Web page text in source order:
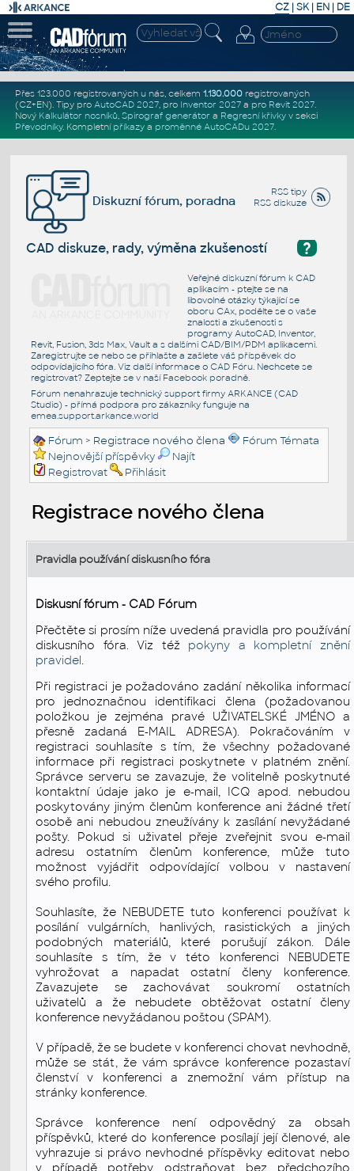
CZ | SK| EN | DE
Přes 123.000 registrovaných u nás, celkem 1.130.000registrovaných
(CZ+EN). Tipy pro AutoCAD 2027, pro Inventor 2027a pro Revit 2027.
Nový Kalkulátor nosníků, Spirograf generátor a Regresní křivkyv sekci
Převodníky. Kompletní příkazya proměnné AutoCADu 2027.
RSS tipy
RSS diskuze
Diskuzní fórum, poradna
?
CAD diskuze, rady, výměna zkušeností
Veřejné diskuzní fórum k CAD
aplikacím - ptejte se na
libovolné otázky týkající se
oboru CAx, podělte se o vaše
znalosti a zkušenosti s
programy AutoCAD, Inventor,
Revit, Fusion, 3ds Max, Vault a s dalšími CAD/BIM/PDM aplikacemi.
Zaregistrujte se nebo se přihlašte a zašlete váš příspěvek do
odpovídajícího fóra. Viz další informace o CAD Fóru. Nechcete se
registrovat? Zeptejte se v naší Facebook poradně.
Fórum nenahrazuje technický support firmy ARKANCE (CAD
Studio) - přímá podpora pro zákazníky funguje na
emea.support.arkance.world
Fórum > Registrace nového člena
Fórum Témata
Nejnovější příspěvky
Najít
Registrovat
Přihlásit
Registrace nového člena
Pravidla používání diskusního fóra
Diskusní fórum - CAD Fórum
Přečtěte si prosím níže uvedená pravidla pro používání
diskusního fóra. Viz též pokyny a kompletní znění
pravidel.
Při registraci je požadováno zadání několika informací
pro jednoznačnou identifikaci člena (požadovanou
položkou je zejména pravé UŽIVATELSKÉ JMÉNO a
přesně zadaná E-MAIL ADRESA). Pokračováním v
registraci souhlasíte s tím, že všechny požadované
informace při registraci poskytnete v platném znění.
Správce serveru se zavazuje, že volitelně poskytnuté
kontaktní údaje jako je e-mail, ICQ apod. nebudou
poskytovány jiným členům konference ani žádné třetí
osobě ani nebudou zneužívány k zasílání nevyžádané
pošty. Pokud si uživatel přeje zveřejnit svou e-mail
adresu ostatním členům konference, může tuto
možnost vyjádřit odpovídající volbou v nastavení
svého profilu.
Souhlasíte, že NEBUDETE tuto konferenci používat k
posílání vulgárních, hanlivých, rasistických a jiných
podobných materiálů, které porušují zákon. Dále
souhlasíte s tím, že v této konferenci NEBUDETE
vyhrožovat a napadat ostatní členy konference.
Zavazujete se zachovávat soukromí ostatních
uživatelů a že nebudete obtěžovat ostatní členy
konference nevyžádanou poštou (SPAM).
V případě, že se budete v konferenci chovat nevhodně,
může se stát, že vám správce konference pozastaví
členství v konferenci a znemožní vám přístup na
stránky konference.
Správce konference není odpovědný za obsah
příspěvků, které do konference posílají její členové, ale
vyhrazuje si právo nevhodné příspěvky editovat nebo
v případě potřeby odstraňovat bez předchozího